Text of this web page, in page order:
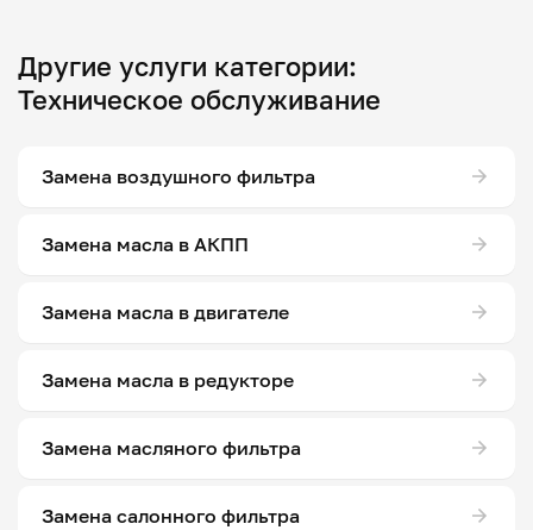
Другие услуги категории:
Техническое обслуживание
Замена воздушного фильтра
Замена масла в АКПП
Замена масла в двигателе
Замена масла в редукторе
Замена масляного фильтра
Замена салонного фильтра